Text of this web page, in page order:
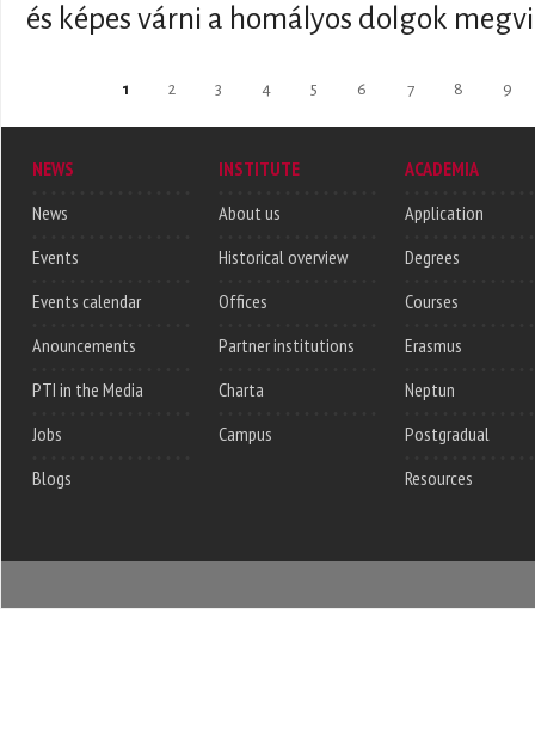
és képes várni a homályos dolgok
1 2 3 4 5 6 7 8 9
NEWS
News
Events
Events calendar
Anouncements
PTI in the Media
Jobs
Blogs
INSTITUTE
About us
Historical overview
Offices
Partner institutions
Charta
Campus
ACADEMIA
Application
Degrees
Courses
Erasmus
Neptun
Postgradual
Resources